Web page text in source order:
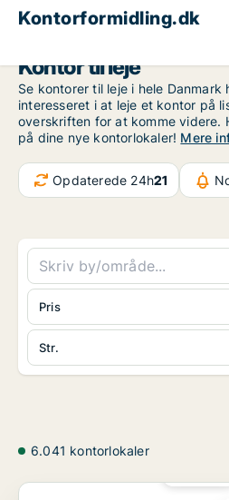
Kontorformidling.dk
Kontor til leje
Se kontorer til leje i hele Danmark
interesseret i at leje et kontor på
overskriften for at komme videre.
på dine nye kontorlokaler! Mere
Opdaterede 24h21
Str.
Pris
6.041 kontorlokaler
Kontor i Albertslund